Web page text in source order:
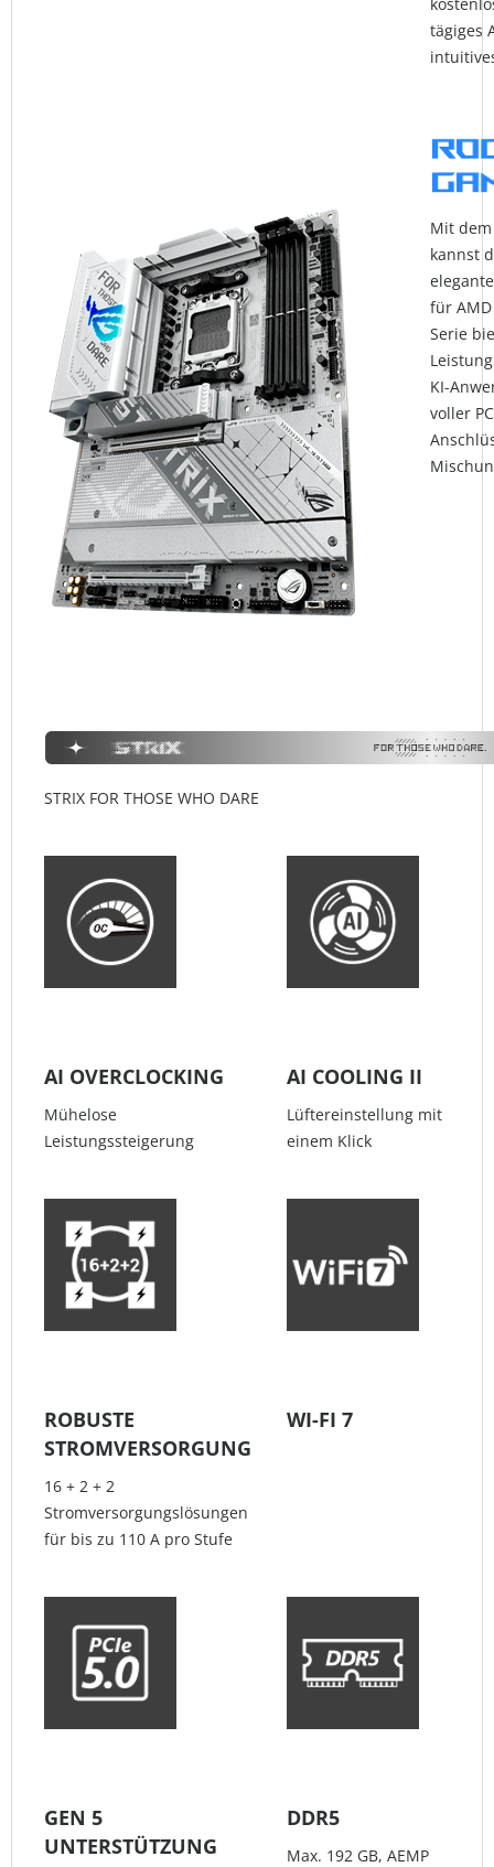
tägiges
Mit dem
kannst
für
Serie
KI-
voller
STRIX FOR THOSE WHO DARE
AI OVERCLOCKING
Mühelose
Leistungssteigerung
AI COOLING II
Lüftereinstellung mit
einem Klick
ROBUSTE
STROMVERSORGUNG
16 + 2 + 2
Stromversorgungslösungen
für bis zu 110 A pro Stufe
WI-FI 7
GEN 5
UNTERSTÜTZUNG
DDR5
Max. 192 GB, AEMP